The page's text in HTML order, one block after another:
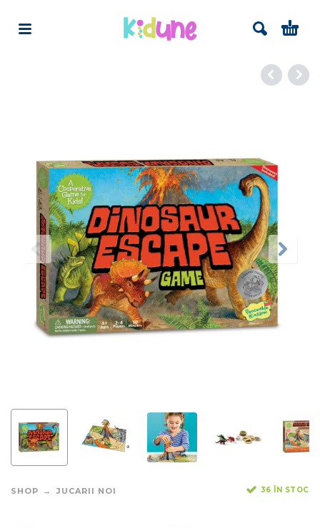
SHOP JUCARII NOI 36 ÎN STOC